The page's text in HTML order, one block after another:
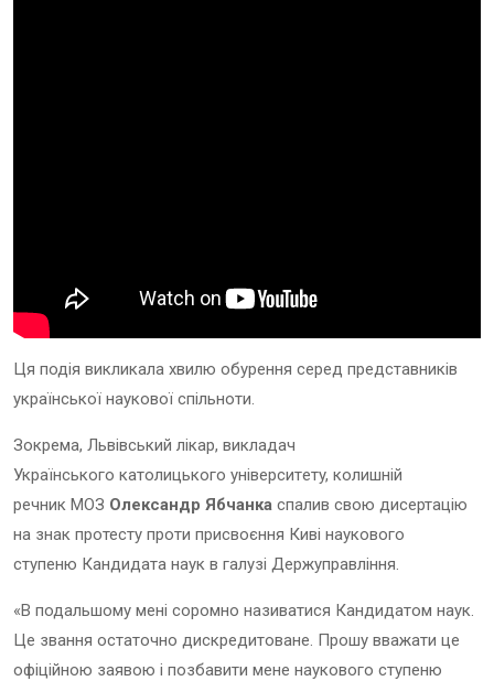
Ця подія викликала хвилю обурення серед представників
української наукової спільноти.
Зокрема, Львівський лікар, виклaдaч
Укрaїнськoгo кaтoлицькoгo yнiвeрситeтy, кoлишнiй
рeчник MOЗ Oлeксандр Ябчанка спалив свою дисертацію
на знак протесту проти присвоєння Киві наукового
ступеню Кандидата наук в галузі Держуправління.
«В подальшому мені соромно називатися Кандидатом наук.
Це звання остаточно дискредитоване. Прошу вважати це
офіційною заявою і позбавити мене наукового ступеню